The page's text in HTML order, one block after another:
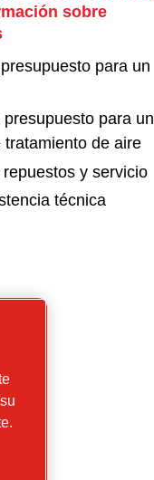
sobre
para un
para un
tratamiento de aire
y servicio
técnica